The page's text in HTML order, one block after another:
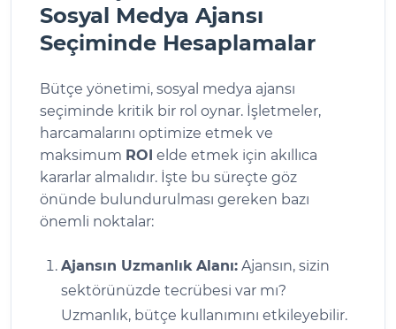
Sosyal Medya Ajansı
Seçiminde Hesaplamalar
Bütçe yönetimi, sosyal medya ajansı
seçiminde kritik bir rol oynar. İşletmeler,
harcamalarını optimize etmek ve
maksimum ROI elde etmek için akıllıca
kararlar almalıdır. İşte bu süreçte göz
önünde bulundurulması gereken bazı
önemli noktalar:
Ajansın Uzmanlık Alanı: Ajansın, sizin
sektörünüzde tecrübesi var mı?
Uzmanlık, bütçe kullanımını etkileyebilir.